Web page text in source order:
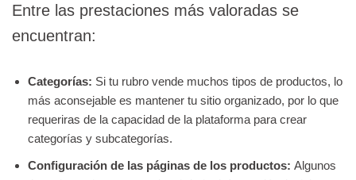
Entre las prestaciones más valoradas se
encuentran:
Categorías: Si tu rubro vende muchos tipos de productos, lo
más aconsejable es mantener tu sitio organizado, por lo que
requeriras de la capacidad de la plataforma para crear
categorías y subcategorías.
Configuración de las páginas de los productos: Algunos